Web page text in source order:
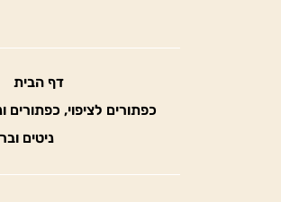
דף הבית
כפתורים לציפוי, כפתורים
ניטים